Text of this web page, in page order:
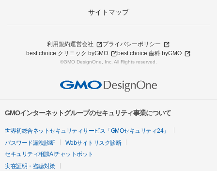
サイトマップ
利用規約運営会社
プライバシーポリシー
best choice クリニック byGMO
best choice 歯科 byGMO
©GMO DesignOne, Inc. All Rights reserved.
GMOインターネットグループのセキュリティ事業について
世界初総合ネットセキュリティサービス「GMOセキュリティ24」
パスワード漏洩診断
Webサイトリスク診断
セキュリティ相談AIチャットボット
実在証明・盗聴対策